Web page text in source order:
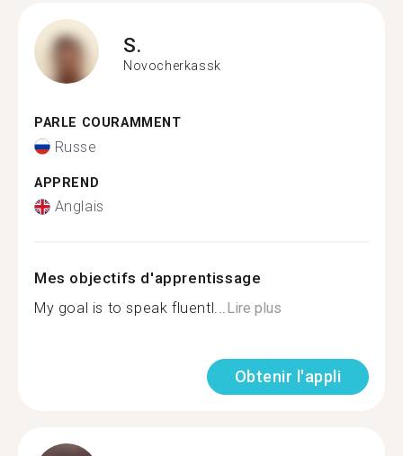
S.
Novocherkassk
PARLE COURAMMENT
Russe
APPREND
Anglais
Mes objectifs d'apprentissage
My goal is to speak fluentl...Lire plus
Obtenir l'appli